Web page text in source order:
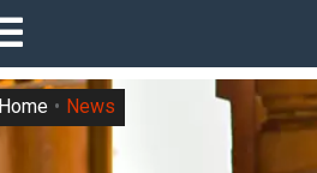
Home News